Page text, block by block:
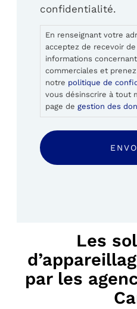
confidentialité.
En renseignant votre
acceptez de recevoir
informations
commerciales et
notre politique de
vous désinscrire à tout
page degestion des
Les
par les